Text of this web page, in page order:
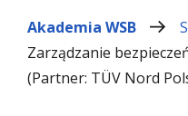
Akademia WSB
Zarządzanie
(Partner: TÜV Nord